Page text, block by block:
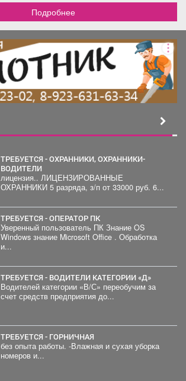
Подробнее
ТРЕБУЕТСЯ - ОХРАННИКИ, ОХРАННИКИ-
ВОДИТЕЛИ
лицензия.. ЛИЦЕНЗИРОВАННЫЕ
ОХРАННИКИ 5 разряда, з/п от 33000 руб. 6...
ТРЕБУЕТСЯ - ОПЕРАТОР ПК
Уверенный пользователь ПК Знание OS
Windows знание Microsoft Office . Обработка
и...
ТРЕБУЕТСЯ - ВОДИТЕЛИ КАТЕГОРИИ «Д»
Водителей категории «В/С» переобучим за
счет средств предприятия до...
ТРЕБУЕТСЯ - ГОРНИЧНАЯ
без опыта работы. -Влажная и сухая уборка
номеров и...